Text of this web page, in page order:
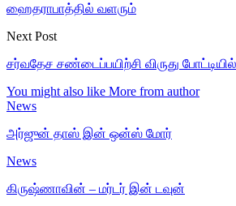
ஹைதராபாத்தில் வளரும்
Next Post
சர்வதேச சண்டைப்பயிற்சி விருது
You might also like More from author
News
அர்ஜுன் தாஸ் இன் ஒன்ஸ் மோர்
News
கிருஷ்ணாவின் – மர்டர் இன் டவுன்